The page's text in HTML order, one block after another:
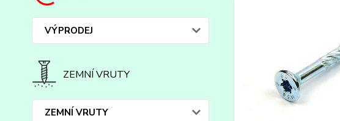
VÝPRODEJ
ZEMNÍ VRUTY
ZEMNÍ VRUTY